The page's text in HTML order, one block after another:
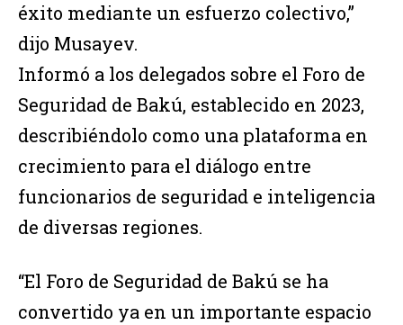
éxito mediante un esfuerzo colectivo,”
dijo Musayev.
Informó a los delegados sobre el Foro de
Seguridad de Bakú, establecido en 2023,
describiéndolo como una plataforma en
crecimiento para el diálogo entre
funcionarios de seguridad e inteligencia
de diversas regiones.
“El Foro de Seguridad de Bakú se ha
convertido ya en un importante espacio